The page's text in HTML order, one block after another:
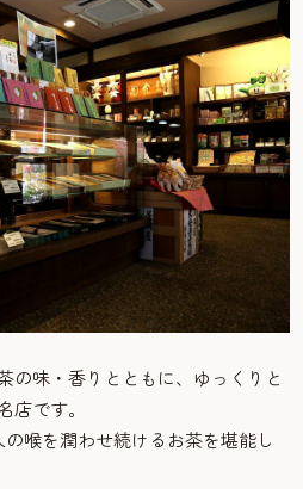
の味・香りとともに、ゆっくりと
です。
喉を潤わせ続けるお茶を堪能し